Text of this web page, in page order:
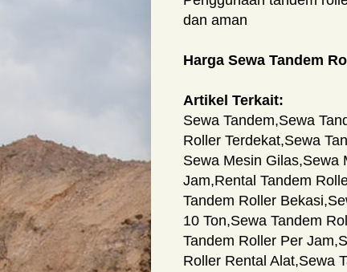
dan aman
Harga Sewa Tandem
Artikel Terkait:
Sewa Tandem,Sewa
Roller Terdekat,Sewa
Sewa Mesin Gilas,Sewa
Jam,Rental Tandem
Tandem Roller Bekasi,
10 Ton,Sewa Tandem
Tandem Roller Per Jam,
Roller Rental Alat,Sewa